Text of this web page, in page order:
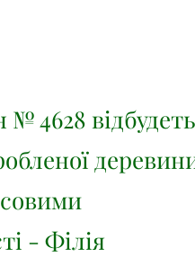
4628
- Філія